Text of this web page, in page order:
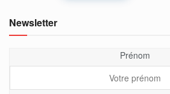
Newsletter
Prénom